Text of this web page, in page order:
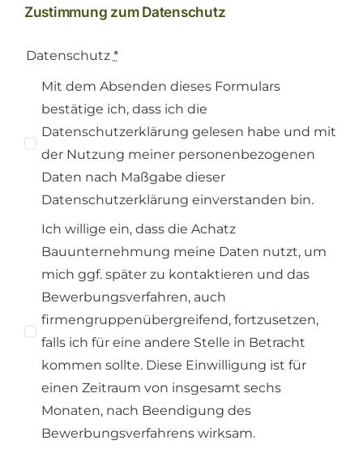
Zustimmung zum Datenschutz
Datenschutz *
Mit dem Absenden dieses Formulars
bestätige ich, dass ich die
Datenschutzerklärung gelesen habe und mit
der Nutzung meiner personenbezogenen
Daten nach Maßgabe dieser
Datenschutzerklärung einverstanden bin.
Ich willige ein, dass die Achatz
Bauunternehmung meine Daten nutzt, um
mich ggf. später zu kontaktieren und das
Bewerbungsverfahren, auch
firmengruppenübergreifend, fortzusetzen,
falls ich für eine andere Stelle in Betracht
kommen sollte. Diese Einwilligung ist für
einen Zeitraum von insgesamt sechs
Monaten, nach Beendigung des
Bewerbungsverfahrens wirksam.